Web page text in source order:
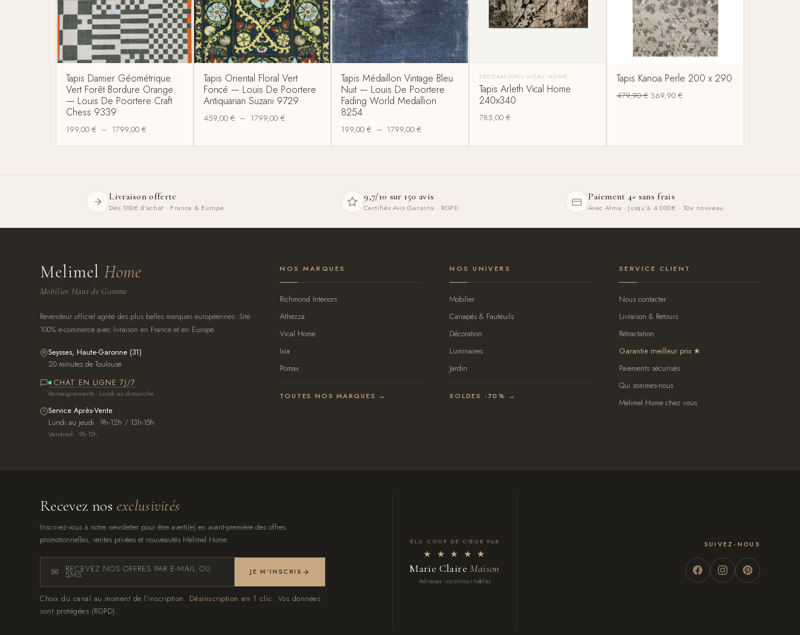
Tapis Damier Géométrique
Vert Forêt Bordure Orange
— Louis De Poortere Craft
Chess 9339
199,00€ – 1799,00€
Tapis Oriental Floral Vert
Foncé — Louis De Poortere
Antiquarian Suzani 9729
459,00€ – 1799,00€
Tapis Médaillon Vintage Bleu
Nuit — Louis De Poortere
Fading World Medallion
8254
199,00€ – 1799,00€
DÉCORATIONS VICAL HOME
Tapis Arleth Vical Home
240x340
785,00 €
Tapis Kanoa Perle 200 x 290
479,90€ 369,90 €
Livraison offerte
Dès 100€ d'achat · France & Europe
9,7/10 sur 150 avis
Certifiés Avis Garantis · RGPD
Paiement 4× sans frais
Avec Alma · Jusqu'à 4 000€ · 10× nouveau
MelimelHome
Mobilier Haut de Gamme
Revendeur officiel agréé des plus belles marques européennes. Site
100% e-commerce avec livraison en France et en Europe.
Seysses, Haute-Garonne (31)
20 minutes de Toulouse
CHAT EN LIGNE 7J/7
Renseignements · Lundi au dimanche
Service Après-Vente
Lundi au jeudi · 9h-12h / 13h-15h
Vendredi · 9h-12h
NOS MARQUES
Richmond Interiors
Athezza
Vical Home
Ixia
Pomax
TOUTES NOS MARQUES →
NOS UNIVERS
Mobilier
Canapés & Fauteuils
Décoration
Luminaires
Jardin
SOLDES -70% →
SERVICE CLIENT
Nous contacter
Livraison & Retours
Rétractation
Garantie meilleur prix
Paiements sécurisés
Qui sommes-nous
Melimel Home chez vous
Recevez nos exclusivités
Inscrivez-vous à notre newsletter pour être averti(e) en avant-première des offres
promotionnelles, ventes privées et nouveautés Melimel Home.
RECEVEZ NOS OFFRES PAR E-MAIL OU
SMS JE M'INSCRIS
Choix du canal au moment de l'inscription. Désinscription en 1 clic. Vos données
sont protégées (RGPD).
ÉLU COUP DE CŒUR PAR
★ ★ ★ ★ ★
Marie ClaireMaison
Adresses incontournables
SUIVEZ-NOUS